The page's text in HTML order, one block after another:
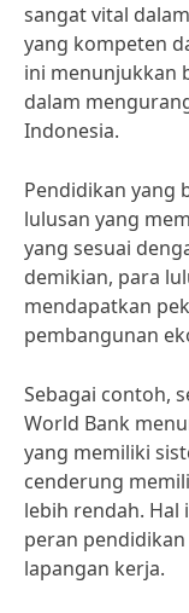
sangat vital
yang kompeten
ini menunjukkan
dalam
Indonesia.
Pendidikan yang
lulusan yang
yang sesuai
demikian, para
mendapatkan
pembangunan
Sebagai contoh,
World Bank
yang memiliki
cenderung
lebih rendah.
peran
lapangan kerja.